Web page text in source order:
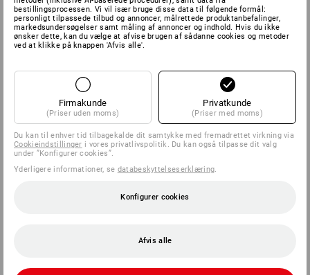
bestillingsprocessen. Vi vil især bruge disse data til følgende formål:
personligt tilpassede tilbud og annoncer, målrettede produktanbefalinger,
markedsundersøgelser samt måling af annoncer og indhold. Hvis du ikke
ønsker dette, kan du vælge at afvise brugen af sådanne cookies og metoder
ved at klikke på knappen 'Afvis alle'.
Firmakunde
(Priser uden moms)
Privatkunde
(Priser med moms)
Du kan til enhver tid tilbagekalde dit samtykke med fremadrettet virkning via
Cookieindstillinger i vores privatlivspolitik. Du kan også tilpasse dit valg
under ”Konfigurer cookies”.
Yderligere informationer, se databeskyttelseserklæring.
Konfigurer cookies
Afvis alle